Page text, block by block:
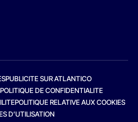
PUBLICITE SUR ATLANTICO
POLITIQUE DE CONFIDENTIALITE
POLITIQUE RELATIVE AUX COOKIES
D’UTILISATION